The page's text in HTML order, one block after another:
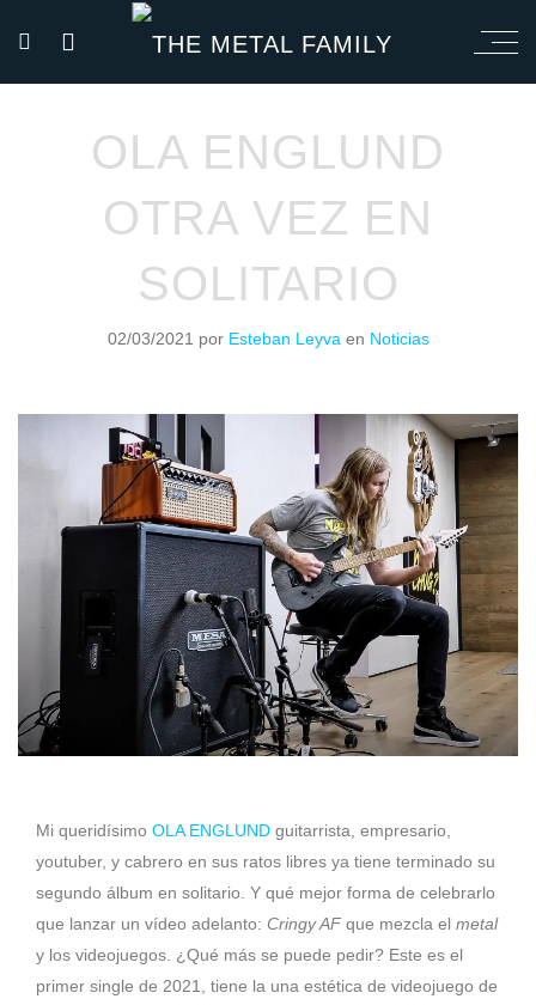
OLA ENGLUND
OTRA VEZ EN
SOLITARIO
02/03/2021 por Esteban Leyva en Noticias
Mi queridísimo OLA ENGLUND guitarrista, empresario,
youtuber, y cabrero en sus ratos libres ya tiene terminado su
segundo álbum en solitario. Y qué mejor forma de celebrarlo
que lanzar un vídeo adelanto: Cringy AF que mezcla el metal
y los videojuegos. ¿Qué más se puede pedir? Este es el
primer single de 2021, tiene la una estética de videojuego de